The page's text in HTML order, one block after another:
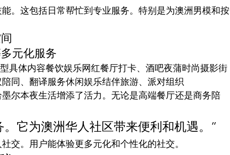
。这包括日常帮忙到专业服务。特别是为澳洲男模和按
元化服务
具体内容餐饮娱乐网红餐厅打卡、酒吧夜蒲时尚摄影街
同、翻译服务休闲娱乐结伴旅游、派对组织
尔本夜生活增添了活力。无论是高端餐厅还是商务陪
。它为澳洲华人社区带来便利和机遇。”
交。用户能体验更多元化和个性化的社交。